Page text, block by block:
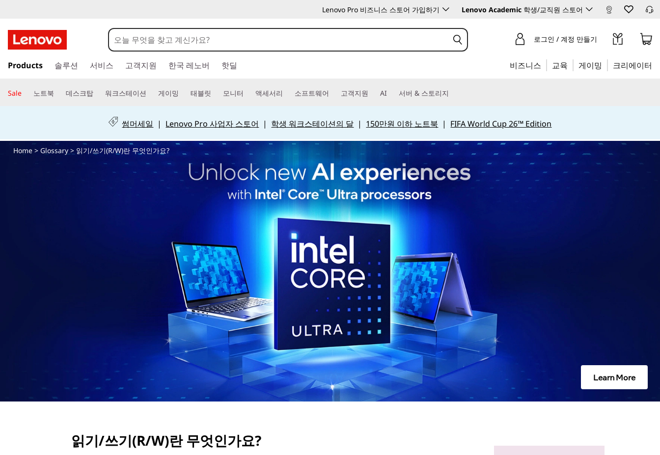
기
기
R
Lenovo Pro 비즈니스 스토어 가입하기 Lenovo Academic 학생/교직원 스토어
요
텐
츠
기
로그인 / 계정 만들기
Products 솔루션 서비스 고객지원 한국 레노버 핫딜 비즈니스 교육 게이밍 크리에이터
Sale 노트북 데스크탑 워크스테이션 게이밍 태블릿 모니터 액세서리 소프트웨어 고객지원 AI 서버 & 스토리지
썸머세일 | Lenovo Pro 사업자 스토어 | 학생 워크스테이션의 달 | 150만원 이하 노트북 | FIFA World Cup 26™ Edition
Home> Glossary> 읽기/쓰기(R/W)란 무엇인가요?
Learn More
읽기/쓰기(R/W)란 무엇인가요?